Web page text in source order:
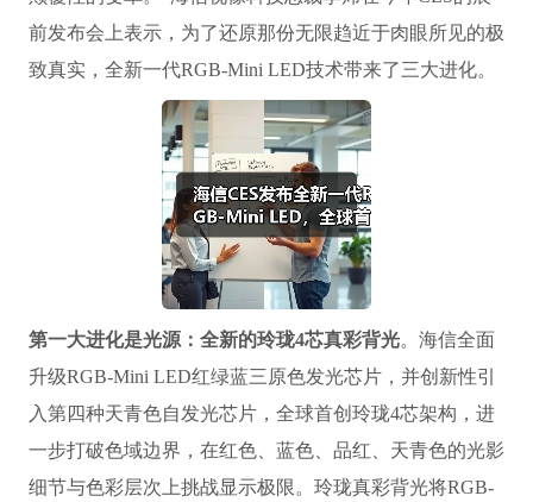
前发布会上表示，为了还原那份无限趋近于肉眼所见的极
致真实，全新一代RGB-Mini LED技术带来了三大进化。
第一大进化是光源：全新的玲珑4芯真彩背光。海信全面
升级RGB-Mini LED红绿蓝三原色发光芯片，并创新性引
入第四种天青色自发光芯片，全球首创玲珑4芯架构，进
一步打破色域边界，在红色、蓝色、品红、天青色的光影
细节与色彩层次上挑战显示极限。玲珑真彩背光将RGB-